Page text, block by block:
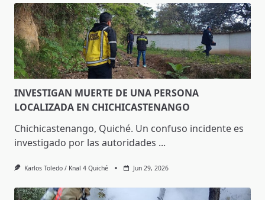
INVESTIGAN MUERTE DE UNA PERSONA
LOCALIZADA EN CHICHICASTENANGO
Chichicastenango, Quiché. Un confuso incidente es
investigado por las autoridades ...
Karlos Toledo / Knal 4 Quiché Jun 29, 2026